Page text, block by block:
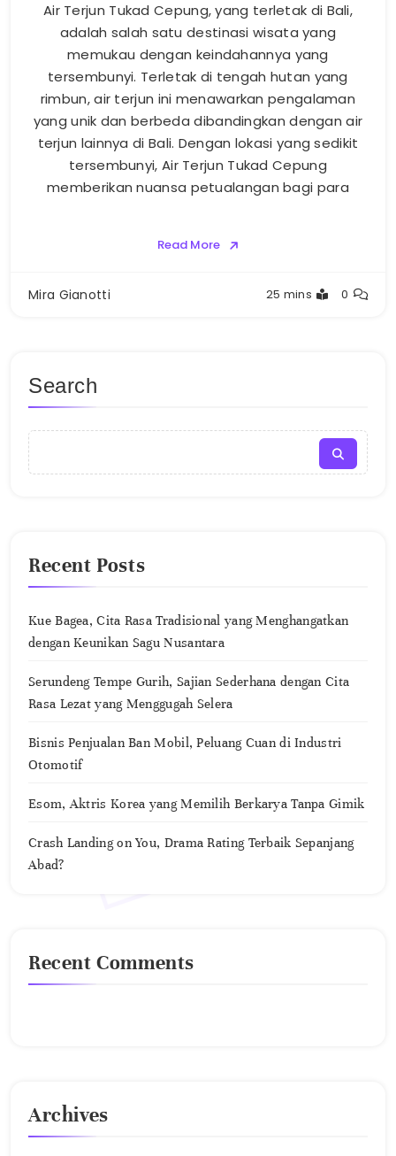
Air Terjun Tukad Cepung, yang terletak di Bali,
adalah salah satu destinasi wisata yang
memukau dengan keindahannya yang
tersembunyi. Terletak di tengah hutan yang
rimbun, air terjun ini menawarkan pengalaman
yang unik dan berbeda dibandingkan dengan air
terjun lainnya di Bali. Dengan lokasi yang sedikit
tersembunyi, Air Terjun Tukad Cepung
memberikan nuansa petualangan bagi para
Read More
Mira Gianotti 25 mins 0
Search
Recent Posts
Kue Bagea, Cita Rasa Tradisional yang Menghangatkan
dengan Keunikan Sagu Nusantara
Serundeng Tempe Gurih, Sajian Sederhana dengan Cita
Rasa Lezat yang Menggugah Selera
Bisnis Penjualan Ban Mobil, Peluang Cuan di Industri
Otomotif
Esom, Aktris Korea yang Memilih Berkarya Tanpa Gimik
Crash Landing on You, Drama Rating Terbaik Sepanjang
Abad?
Recent Comments
Archives